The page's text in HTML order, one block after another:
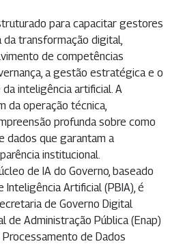
para capacitar gestores
da transformação digital,
de competências
a gestão estratégica e o
inteligência artificial. A
da operação técnica,
profunda sobre como
dados que garantam a
institucional.
de IA do Governo, baseado
Inteligência Artificial (PBIA), é
de Governo Digital
de Administração Pública (Enap)
de Dados